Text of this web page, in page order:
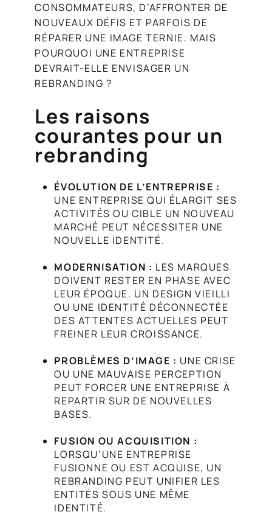
CONSOMMATEURS, D’AFFRONTER DE
NOUVEAUX DÉFIS ET PARFOIS DE
RÉPARER UNE IMAGE TERNIE. MAIS
POURQUOI UNE ENTREPRISE
DEVRAIT-ELLE ENVISAGER UN
REBRANDING ?
Les raisons
courantes pour un
rebranding
ÉVOLUTION DE L’ENTREPRISE :
UNE ENTREPRISE QUI ÉLARGIT SES
ACTIVITÉS OU CIBLE UN NOUVEAU
MARCHÉ PEUT NÉCESSITER UNE
NOUVELLE IDENTITÉ.
MODERNISATION : LES MARQUES
DOIVENT RESTER EN PHASE AVEC
LEUR ÉPOQUE. UN DESIGN VIEILLI
OU UNE IDENTITÉ DÉCONNECTÉE
DES ATTENTES ACTUELLES PEUT
FREINER LEUR CROISSANCE.
PROBLÈMES D’IMAGE : UNE CRISE
OU UNE MAUVAISE PERCEPTION
PEUT FORCER UNE ENTREPRISE À
REPARTIR SUR DE NOUVELLES
BASES.
FUSION OU ACQUISITION :
LORSQU’UNE ENTREPRISE
FUSIONNE OU EST ACQUISE, UN
REBRANDING PEUT UNIFIER LES
ENTITÉS SOUS UNE MÊME
IDENTITÉ.